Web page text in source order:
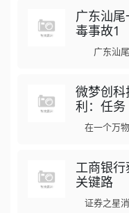
广东汕
毒事故1
广东汕尾
微梦创
利：任务
在一个万
工商银
关键路
证券之星